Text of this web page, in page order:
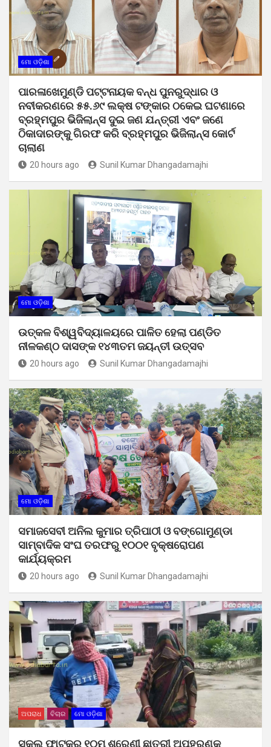
ମୋ ଓଡ଼ିଶା
ପାରଳାଖେମୁଣ୍ଡି ପଟ୍ଟନାୟକ ବନ୍ଧ ପୁନରୁଦ୍ଧାର ଓ
ନବୀକରଣରେ ୫୫.୬୯ ଲକ୍ଷ ଟଙ୍କାର ଠକେଇ ଘଟଣାରେ
ବ୍ରହ୍ମପୁର ଭିଜିଲାନ୍ସ ଦୁଇ ଜଣ ଯନ୍ତ୍ରୀ ଏବଂ ଜଣେ
ଠିକାଦାରଙ୍କୁ ଗିରଫ କରି ବ୍ରହ୍ମପୁର ଭିଜିଲାନ୍ସ କୋର୍ଟ
ଚାଲାଣ
20 hours ago Sunil Kumar Dhangadamajhi
ମୋ ଓଡ଼ିଶା
ଉତ୍କଳ ବିଶ୍ୱବିଦ୍ୟାଳୟରେ ପାଳିତ ହେଲା ପଣ୍ଡିତ
ନୀଳକଣ୍ଠ ଦାସଙ୍କ ୧୪୩ତମ ଜୟନ୍ତୀ ଉତ୍ସବ
20 hours ago Sunil Kumar Dhangadamajhi
ମୋ ଓଡ଼ିଶା
ସମାଜସେବୀ ଅନିଲ କୁମାର ତ୍ରିପାଠୀ ଓ ବଙ୍ଗୋମୁଣ୍ଡା
ସାମ୍ବାଦିକ ସଂଘ ତରଫରୁ ୧୦୦୧ ବୃକ୍ଷରୋପଣ
କାର୍ଯ୍ୟକ୍ରମ
20 hours ago Sunil Kumar Dhangadamajhi
ଅପରାଧ ବିଚାର ମୋ ଓଡ଼ିଶା
ସ୍କୁଲ ଫାଟକରୁ ୧୦ମ ଶ୍ରେଣୀ ଛାତ୍ରୀ ଅପହରଣକୁ